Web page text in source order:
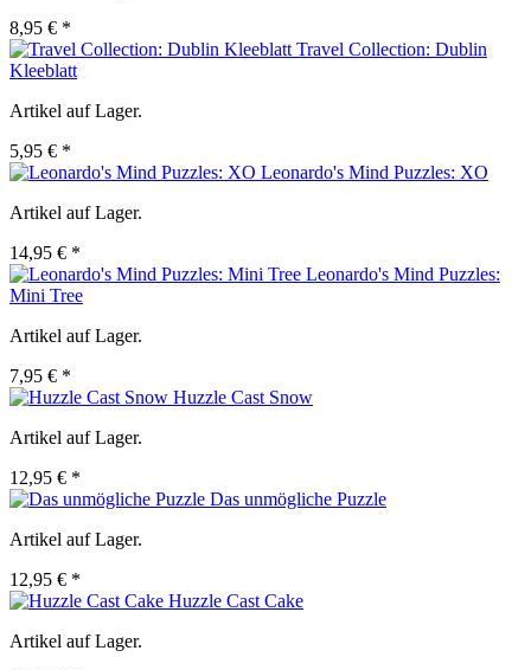
8,95 € *
Travel Collection: Dublin
Kleeblatt
Artikel auf Lager.
5,95 € *
Leonardo's Mind Puzzles: XO
Artikel auf Lager.
14,95 € *
Leonardo's Mind Puzzles:
Mini Tree
Artikel auf Lager.
7,95 € *
Huzzle Cast Snow
Artikel auf Lager.
12,95 € *
Das unmögliche Puzzle
Artikel auf Lager.
12,95 € *
Huzzle Cast Cake
Artikel auf Lager.